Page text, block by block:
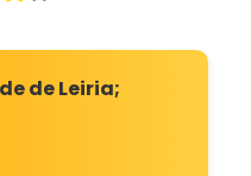
de Leiria;